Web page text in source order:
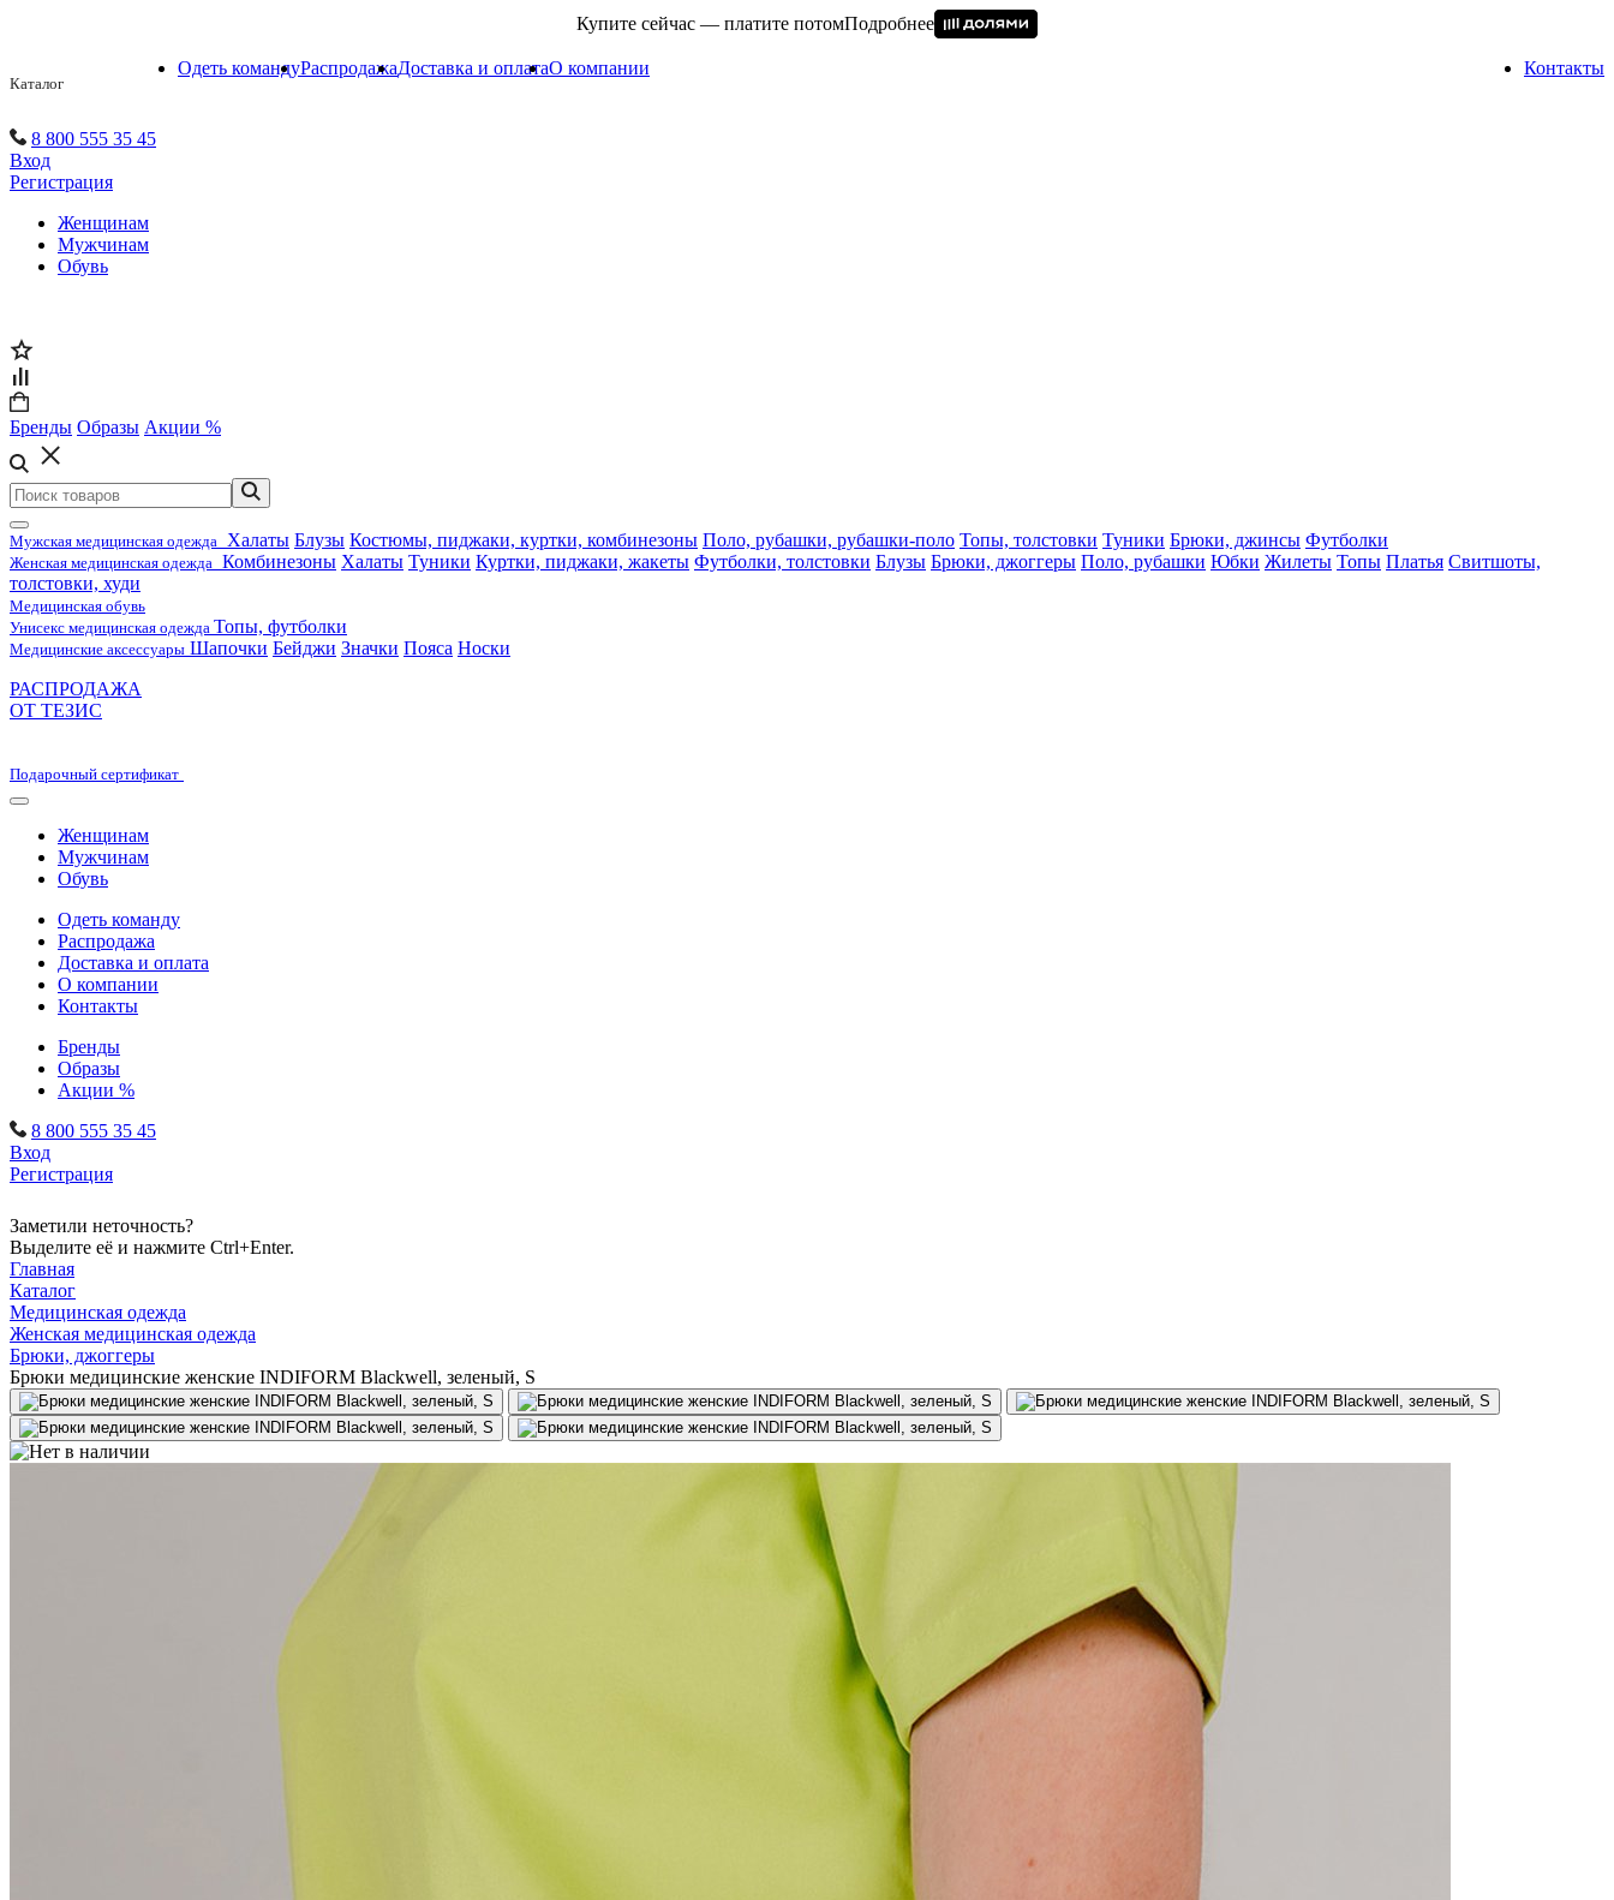
Купите сейчас — платите потомПодробнее
Каталог
Одеть командуРаспродажаДоставка и оплатаО компании Контакты
8 800 555 35 45
Вход
Регистрация
Женщинам
Мужчинам
Обувь
Бренды Образы Акции %
Мужская медицинская одежда Халаты Блузы Костюмы, пиджаки, куртки, комбинезоны Поло, рубашки, рубашки-поло Топы, толстовки Туники Брюки, джинсы Футболки
Женская медицинская одежда Комбинезоны Халаты Туники Куртки, пиджаки, жакеты Футболки, толстовки Блузы Брюки, джоггеры Поло, рубашки Юбки Жилеты Топы Платья Свитшоты,
толстовки, худи
Медицинская обувь
Унисекс медицинская одежда Топы, футболки
Медицинские аксессуары Шапочки Бейджи Значки Пояса Носки
РАСПРОДАЖА
ОТ ТЕЗИС
Подарочный сертификат
Женщинам
Мужчинам
Обувь
Одеть команду
Распродажа
Доставка и оплата
О компании
Контакты
Бренды
Образы
Акции %
8 800 555 35 45
Вход
Регистрация
Заметили неточность?
Выделите её и нажмите Ctrl+Enter.
Главная
Каталог
Медицинская одежда
Женская медицинская одежда
Брюки, джоггеры
Брюки медицинские женские INDIFORM Blackwell, зеленый, S